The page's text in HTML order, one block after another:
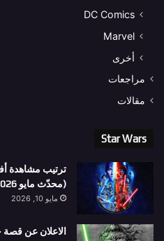
DC Comics
Marvel
أخرى
مراجعات
مقالات
Star Wars
(محدّث مايو 2026)
مايو 10, 2026